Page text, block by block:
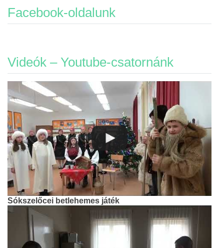
Facebook-oldalunk
Videók – Youtube-csatornánk
Sókszelőcei betlehemes játék